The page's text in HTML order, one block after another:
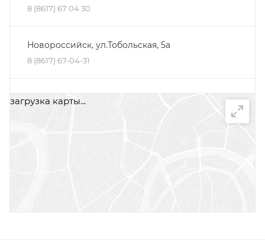
8 (8617) 67 04 30
Новороссийск, ул.Тобольская, 5а
8 (8617) 67-04-31
Минеральные Воды, ул. Железноводская, 30Д,
загрузка карты...